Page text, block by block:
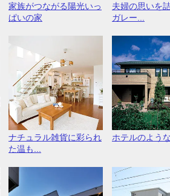
家族がつながる陽光いっ
ぱいの家
夫婦の思いを
ガレー...
ナチュラル雑貨に彩られ
た温も...
ホテルのよう